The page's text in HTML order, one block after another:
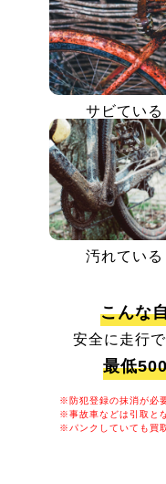
サビている
汚れている
こんな
安全に走行
最低
※防犯登録の抹消が必
※事故車などは引取と
※パンクしていても買